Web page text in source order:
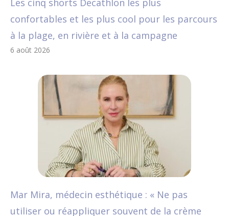
confortables et les plus cool pour les parcours
à la plage, en rivière et à la campagne
6 août 2026
Mar Mira, médecin esthétique : « Ne pas
utiliser ou réappliquer souvent de la crème